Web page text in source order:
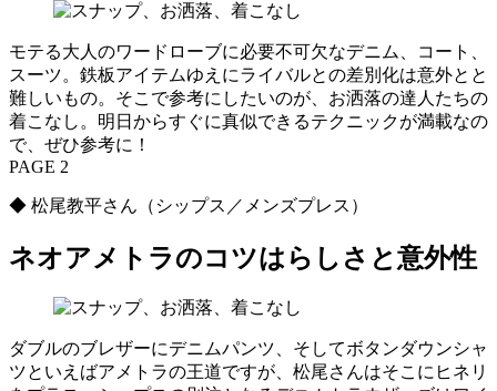
モテる大人のワードローブに必要不可欠なデニム、コート、
スーツ。鉄板アイテムゆえにライバルとの差別化は意外とと
難しいもの。そこで参考にしたいのが、お洒落の達人たちの
着こなし。明日からすぐに真似できるテクニックが満載なの
で、ぜひ参考に！
PAGE 2
◆ 松尾教平さん（シップス／メンズプレス）
ネオアメトラのコツはらしさと意外性
ダブルのブレザーにデニムパンツ、そしてボタンダウンシャ
ツといえばアメトラの王道ですが、松尾さんはそこにヒネリ